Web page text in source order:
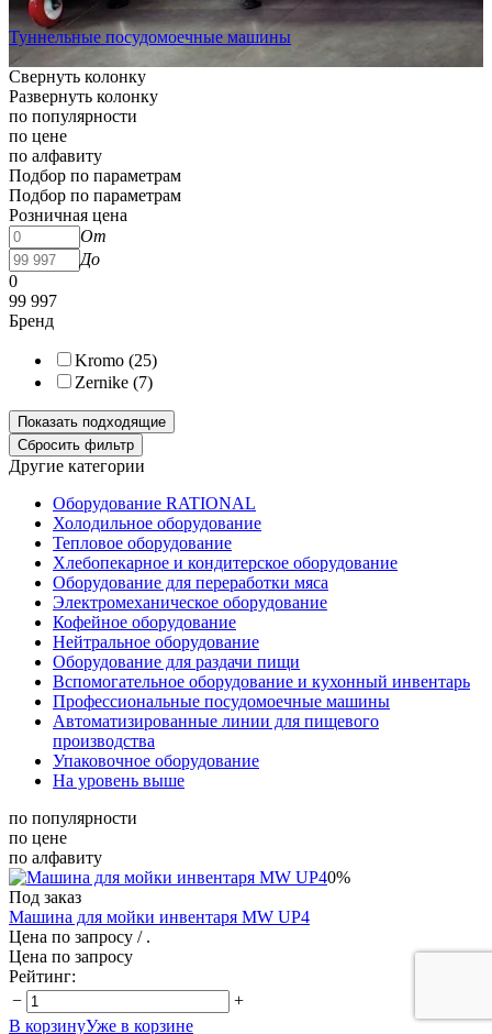
Туннельные посудомоечные машины
Свернуть колонку
Развернуть колонку
по популярности
по цене
по алфавиту
Подбор по параметрам
Подбор по параметрам
Розничная цена
От
До
0
99 997
Бренд
Kromo (25)
Zernike (7)
Другие категории
Оборудование RATIONAL
Холодильное оборудование
Тепловое оборудование
Хлебопекарное и кондитерское оборудование
Оборудование для переработки мяса
Электромеханическое оборудование
Кофейное оборудование
Нейтральное оборудование
Оборудование для раздачи пищи
Вспомогательное оборудование и кухонный инвентарь
Профессиональные посудомоечные машины
Автоматизированные линии для пищевого
производства
Упаковочное оборудование
На уровень выше
по популярности
по цене
по алфавиту
0%
Под заказ
Машина для мойки инвентаря MW UP4
Цена по запросу / .
Цена по запросу
Рейтинг:
−
+
В корзинуУже в корзине